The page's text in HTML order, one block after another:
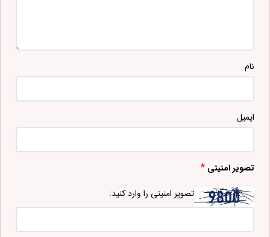
نام
ایمیل
تصویر امنیتی *
تصویر امنیتی را وارد کنید: